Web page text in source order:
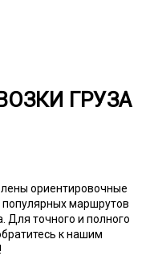
ГРУЗА
ориентировочные
маршрутов
Для точного и полного
к нашим